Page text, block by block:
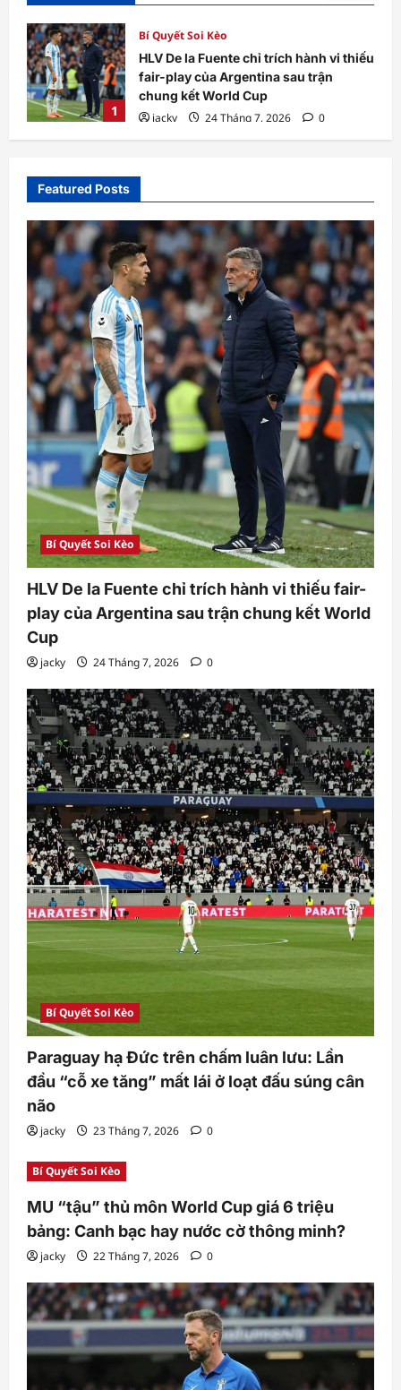
2
Bí Quyết Soi Kèo
Paraguay hạ Đức trên chấm luân lưu:
Lần đầu “cỗ xe tăng” mất lái ở loạt đấu
súng cân não
jacky
23 Tháng 7, 2026 0
Featured Posts
Bí Quyết Soi Kèo
HLV De la Fuente chỉ trích hành vi thiếu fair-
play của Argentina sau trận chung kết World
Cup
jacky 24 Tháng 7, 2026 0
Bí Quyết Soi Kèo
Paraguay hạ Đức trên chấm luân lưu: Lần
đầu “cỗ xe tăng” mất lái ở loạt đấu súng cân
não
jacky 23 Tháng 7, 2026 0
Bí Quyết Soi Kèo
MU “tậu” thủ môn World Cup giá 6 triệu
bảng: Canh bạc hay nước cờ thông minh?
jacky 22 Tháng 7, 2026 0